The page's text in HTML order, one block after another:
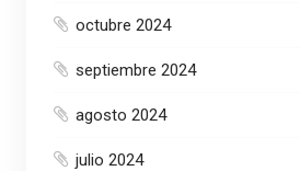
octubre 2024
septiembre 2024
agosto 2024
julio 2024